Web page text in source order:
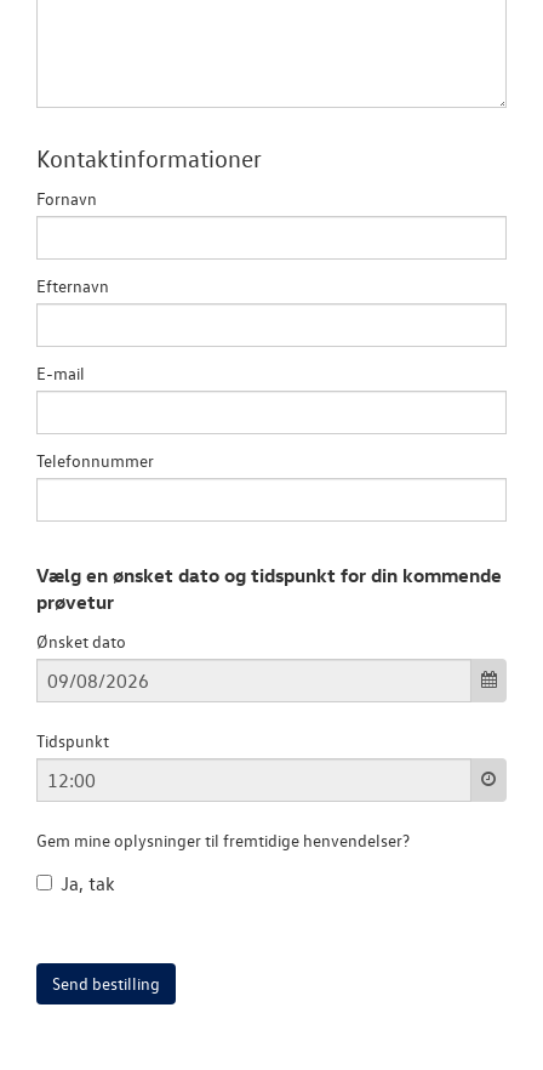
Kontaktinformationer
Fornavn
Efternavn
E-mail
Telefonnummer
Vælg en ønsket dato og tidspunkt for din kommende
prøvetur
Ønsket dato
Tidspunkt
Gem mine oplysninger til fremtidige henvendelser?
Ja, tak